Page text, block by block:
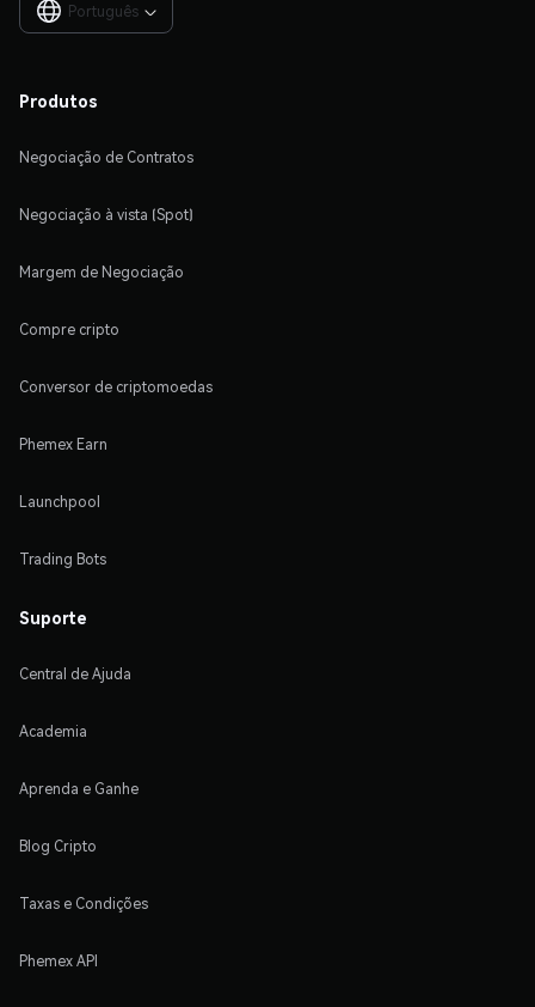
Português 
Produtos
Negociação de Contratos
Negociação à vista (Spot)
Margem de Negociação
Compre cripto
Conversor de criptomoedas
Phemex Earn
Launchpool
Trading Bots
Suporte
Central de Ajuda
Academia
Aprenda e Ganhe
Blog Cripto
Taxas e Condições
Phemex API